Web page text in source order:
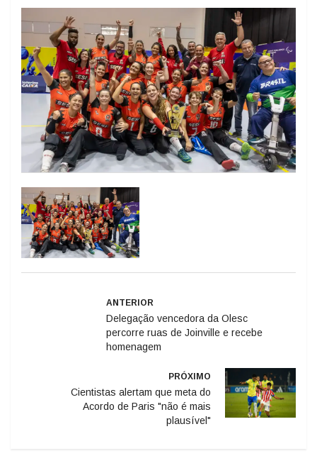
ANTERIOR
Delegação vencedora da Olesc
percorre ruas de Joinville e recebe
homenagem
PRÓXIMO
Cientistas alertam que meta do
Acordo de Paris "não é mais
plausível"